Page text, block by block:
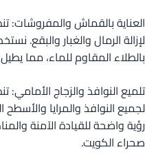
العناية بالقماش
لإزالة الرمال والغبار والبقع.
بالطلاء المقاوم للماء، مما
تلميع النوافذ والزجاج
لجميع النوافذ والمرايا والأسطح
رؤية واضحة للقيادة الآمنة
صحراء الكويت.